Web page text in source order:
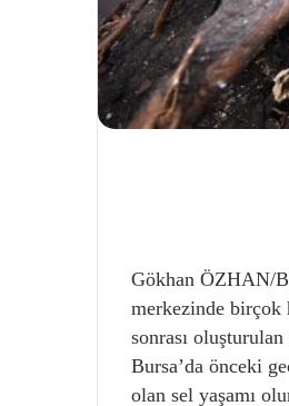
Gökhan ÖZHAN/
merkezinde birçok
sonrası oluşturulan
Bursa’da önceki
olan sel yaşamı